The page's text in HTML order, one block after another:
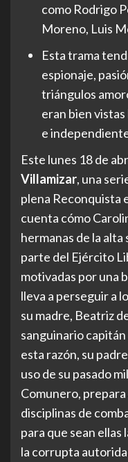
como Rodrigo
Moreno, Luis
Esta trama
espionaje,
triángulos
eran bien
e
Este lunes 18 de
Villamizar, una
plena Reconquista
cuenta cómo
hermanas de la
parte del Ejército
motivadas por una
lleva a perseguir a
su madre, Beatriz
sanguinario
esta razón, su
uso de su pasado
Comunero,
disciplinas de
para que sean ellas
la corrupta